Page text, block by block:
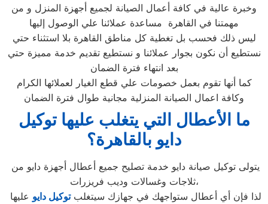
وخبرة عالية في كافة أعمال الصيانة لجميع أجهزة المنزل و من
مهمتنا في القاهرة مساعدة عملائنا علي الوصول إليها
ليس ذلك فحسب بل تغطية كل مناطق القاهرة بلا استثناء حتي
نستطيع أن نكون بجوار عملائنا و نستطيع تقديم خدمة مميزة حتي
بعد انتهاء فترة الضمان
كما أنها تقوم بعمل خصومات علي قطع الغيار لعملائها الكرام
وكافة اعمال الصيانة المنزلية مجانية طوال فترة الضمان
ما الأعطال التي يتغلب عليها توكيل
دايو بالقاهرة؟
ثلاجات وغسالات وديب فريزرات،
لذا فإن أي أعطال ستواجهك في جهازك سيتغلبتوكيل دايو عليها